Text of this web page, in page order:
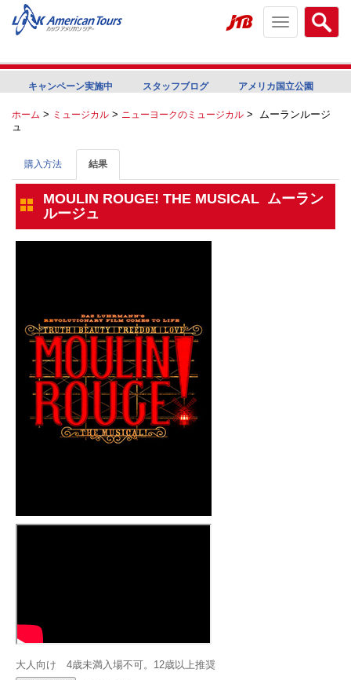
Search
menu
Toggle
navigation
キャンペーン実施中 スタッフブログ アメリカ国立公園
ホーム > ミュージカル > ニューヨークのミュージカル > ムーランルージ
ュ
購入方法 結果
MOULIN ROUGE! THE MUSICAL ムーラン
ルージュ
大人向け 4歳未満入場不可。12歳以上推奨